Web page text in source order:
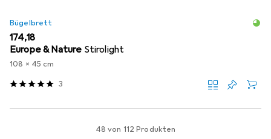
Bügelbrett
EUR
174,18
Europe & Nature Stirolight
108 x 45 cm
3
48 von 112 Produkten